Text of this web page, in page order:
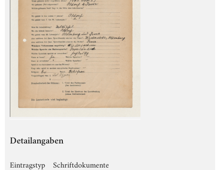
Detailangaben
Eintragstyp
Schriftdokumente